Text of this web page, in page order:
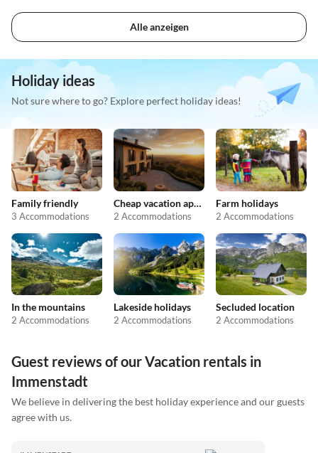
Alle anzeigen
Holiday ideas
Not sure where to go? Explore perfect holiday ideas!
Family friendly
3 Accommodations
Cheap vacation apartments
2 Accommodations
Farm holidays
2 Accommodations
In the mountains
2 Accommodations
Lakeside holidays
2 Accommodations
Secluded location
2 Accommodations
Guest reviews of our Vacation rentals in
Immenstadt
We believe in delivering the best holiday experience and our guests
agree with us.